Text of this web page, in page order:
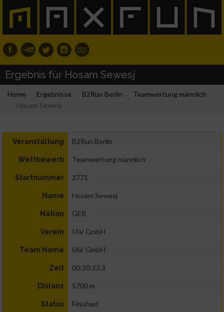
Ergebnis für Hosam Sewesj
Home Ergebnisse B2Run Berlin
Teamwertung männlich
Hosam Sewesj
Veranstaltung B2Run Berlin
Wettbewerb Teamwertung männlich
Startnummer 2771
Name Hosam Sewesj
Nation GER
Verein IAV GmbH
Team Name IAV GmbH
Zeit 00:30:23.3
Distanz 5700 m
Status Finished